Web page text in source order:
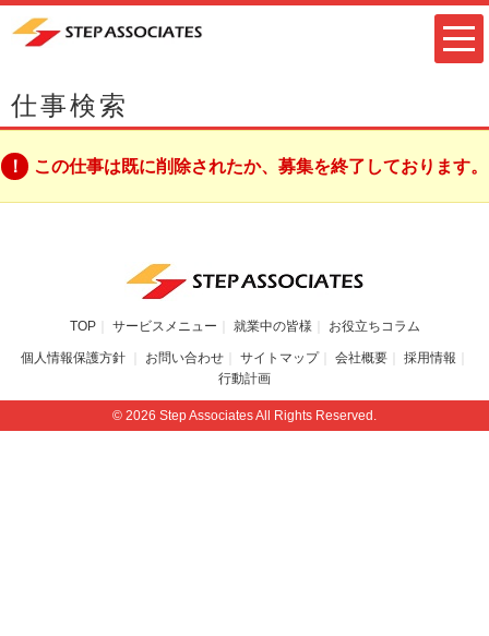
仕事検索
この仕事は既に削除されたか、募集を終了しております。
TOP サービスメニュー 就業中の皆様 お役立ちコラム
個人情報保護方針 お問い合わせ サイトマップ 会社概要
採用情報
行動計画
© 2026 Step Associates All Rights Reserved.